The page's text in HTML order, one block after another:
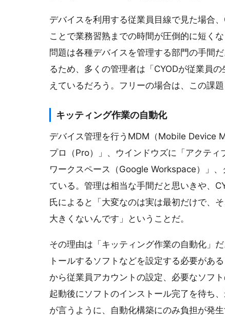
デバイスを利用する従業員目線で見た場合
ことで業務習熟までの時間が圧倒的に短く
問題は各種デバイスを管理する部門の手間
るため、多くの管理者は「CYODが従業員
えているだろう。フリーの場合は、この課
キッティング作業の自動化
デバイス管理を行うMDM（Mobile Device
プロ（Pro）」、ウインドウズに「アクテ
ワークスペース（Google Workspace）」
ている。管理は相当な手間だと思いきや、
氏によると「大変なのは実は最初だけで、
大きくないんです」ということだ。
その理由は「キッティング作業の自動化」
トールするソフトなどを設定する必要があ
から従業員アカウントの設定、必要なソフ
起動後にソフトのインストール完了を待ち
が言うように、自動化構築にのみ負担が発生